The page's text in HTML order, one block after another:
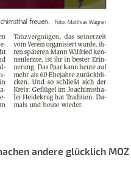
andere glücklich